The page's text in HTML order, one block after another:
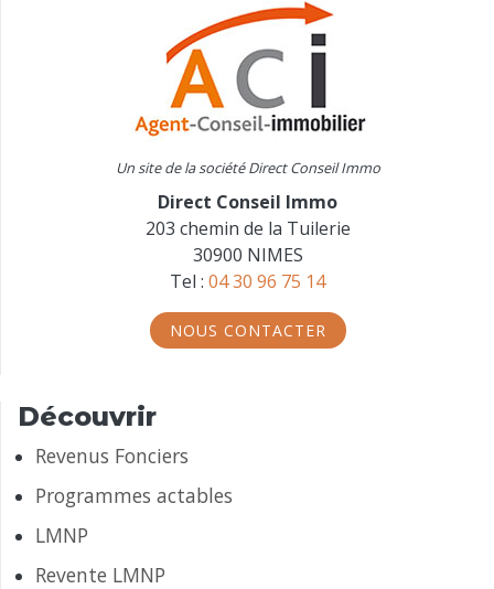
Un site de la société Direct Conseil Immo
Direct Conseil Immo
203 chemin de la Tuilerie
30900 NIMES
Tel : 04 30 96 75 14
NOUS CONTACTER
Découvrir
Revenus Fonciers
Programmes actables
LMNP
Revente LMNP